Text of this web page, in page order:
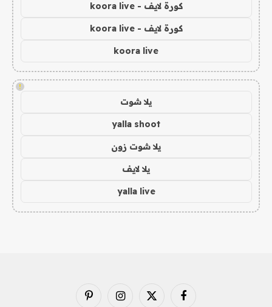
كورة لايف - koora live
كورة لايف - koora live
koora live
!
يلا شوت
yalla shoot
يلا شوت زون
يلا لايف
yalla live
فيسبوك X الانستغرامبينتيريست